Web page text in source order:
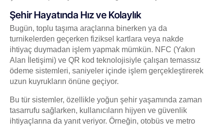
Şehir Hayatında Hız ve Kolaylık
Bugün, toplu taşıma araçlarına binerken ya da
turnikelerden geçerken fiziksel kartlara veya nakde
ihtiyaç duymadan işlem yapmak mümkün. NFC (Yakın
Alan İletişimi) ve QR kod teknolojisiyle çalışan temassız
ödeme sistemleri, saniyeler içinde işlem gerçekleştirerek
uzun kuyrukların önüne geçiyor.
Bu tür sistemler, özellikle yoğun şehir yaşamında zaman
tasarrufu sağlarken, kullanıcıların hijyen ve güvenlik
ihtiyaçlarına da yanıt veriyor. Örneğin, otobüs ve metro